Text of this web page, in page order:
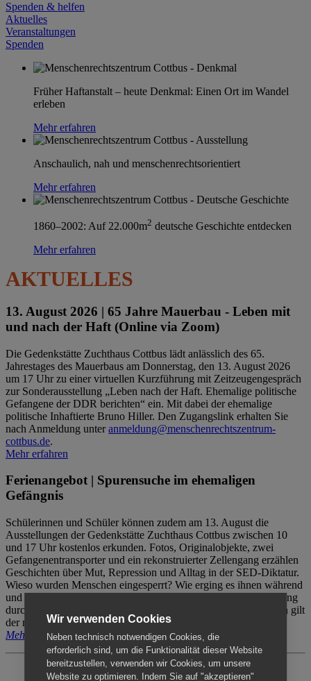
Spenden & helfen
Aktuelles
Veranstaltungen
Spenden
Früher Haftanstalt – heute Denkmal: Einen Ort im Wandel
erleben
Mehr erfahren
Anschaulich, nah und menschenrechtsorientiert
Mehr erfahren
1860–2002: Auf 22.000m2 deutsche Geschichte entdecken
Mehr erfahren
AKTUELLES
13. August 2026 | 65 Jahre Mauerbau - Leben mit
und nach der Haft (Online via Zoom)
Die Gedenkstätte Zuchthaus Cottbus lädt anlässlich des 65.
Jahrestages des Mauerbaus am Donnerstag, den 13. August 2026
um 17 Uhr zu einer virtuellen Kurzführung mit Zeitzeugengespräch
zur Sonderausstellung „Leben nach der Haft. Ehemalige politische
Gefangene der DDR berichten“ ein. Mit dabei der ehemalige
politische Inhaftierte Bruno Hiller. Den Zugangslink erhalten Sie
nach Anmeldung unteranmeldung@menschenrechtszentrum-
cottbus.de.
Mehr erfahren
Ferienangebot | Spurensuche im ehemaligen
Gefängnis
Schülerinnen und Schüler können zudem am 13. August die
Ausstellungen der Gedenkstätte Zuchthaus Cottbus zwischen 10
und 17 Uhr kostenlos erkunden. Fotos, Originalobjekte, zwei
Gefangenentransporter und ein rekonstruierter Zellengang erzählen
Geschichten über Mut, Repression und Alltag in der SED-Diktatur.
Wieso wurden Menschen eingesperrt? Wie erging es ihnen während
und nach der Haft? Der Besuch erfolgt individuell ohne Betreuung
durch das Menschenrechtszentrum Cottbus. Für Begleitpersonen gilt
der reguläre Eintritt (8€ / ermäßigt 5€).
Mehr erfahren
Wir verwenden Cookies
Neben technisch notwendigen Cookies, die
erforderlich sind, um die Funktionalität dieser Website
bereitzustellen, verwenden wir Cookies, um unsere
Website zu optimieren. Indem Sie auf "akzeptieren"